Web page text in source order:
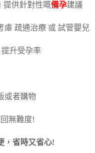
提供針對性嘅備孕建議
慮 疏通治療 或 試管嬰兒
升受孕率
或者購物
無難度!
，省時又省心!